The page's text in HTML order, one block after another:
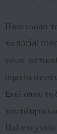
Η κοινωνία
τα social
νέων,
σημεία
Εκεί όπου τη
ταυτότητα